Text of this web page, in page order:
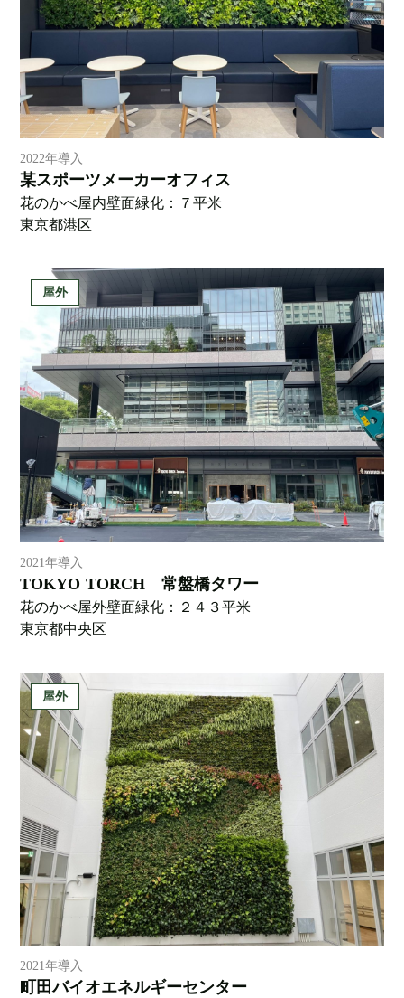
2022年導入
某スポーツメーカーオフィス
花のかべ屋内壁面緑化：７平米
東京都港区
屋外
2021年導入
TOKYO TORCH 常盤橋タワー
花のかべ屋外壁面緑化：２４３平米
東京都中央区
屋外
2021年導入
町田バイオエネルギーセンター